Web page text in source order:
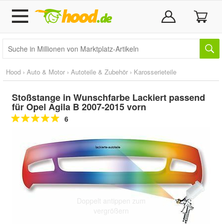
Hood › Auto & Motor › Autoteile & Zubehör › Karosserieteile
Stoßstange in Wunschfarbe Lackiert passend
für Opel Agila B 2007-2015 vorn
6
Doppelt antippen zum